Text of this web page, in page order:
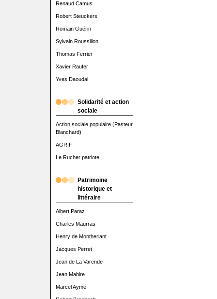
Renaud Camus
Robert Steuckers
Romain Guérin
Sylvain Roussillon
Thomas Ferrier
Xavier Raufer
Yves Daoudal
Solidarité et action
sociale
Action sociale populaire (Pasteur
Blanchard)
AGRIF
Le Rucher patriote
Patrimoine
historique et
littéraire
Albert Paraz
Charles Maurras
Henry de Montherlant
Jacques Perret
Jean de La Varende
Jean Mabire
Marcel Aymé